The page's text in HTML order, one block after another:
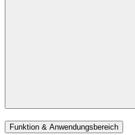
Funktion & Anwendungsbereich